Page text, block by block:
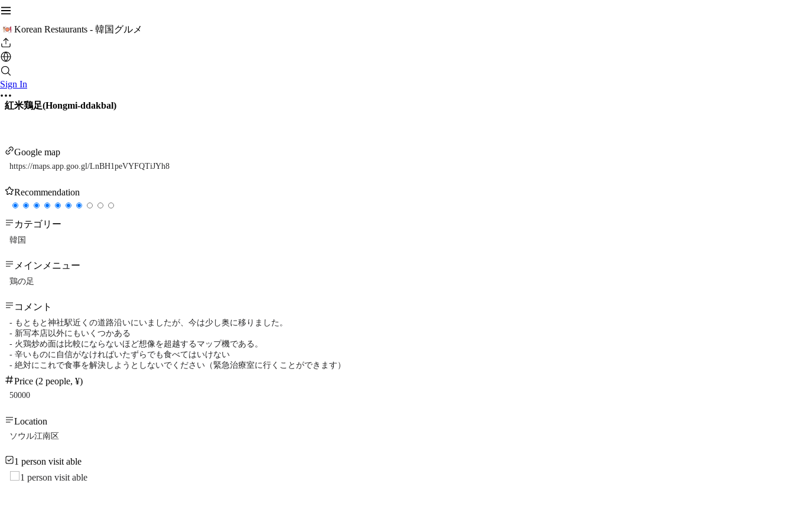
Korean Restaurants - 韓国グルメ
Sign In
紅米鶏足(Hongmi-ddakbal)
Google map
https://maps.app.goo.gl/LnBH1peVYFQTiJYh8
Recommendation
カテゴリー
韓国
メインメニュー
鶏の足
コメント
- もともと神社駅近くの道路沿いにいましたが、今は少し奥に移りました。
- 新写本店以外にもいくつかある
- 火鶏炒め面は比較にならないほど想像を超越するマップ機である。
- 辛いものに自信がなければいたずらでも食べてはいけない
- 絶対にこれで食事を解決しようとしないでください（緊急治療室に行くことができます）
Price (2 people, ¥)
50000
Location
ソウル江南区
1 person visit able
1 person visit able